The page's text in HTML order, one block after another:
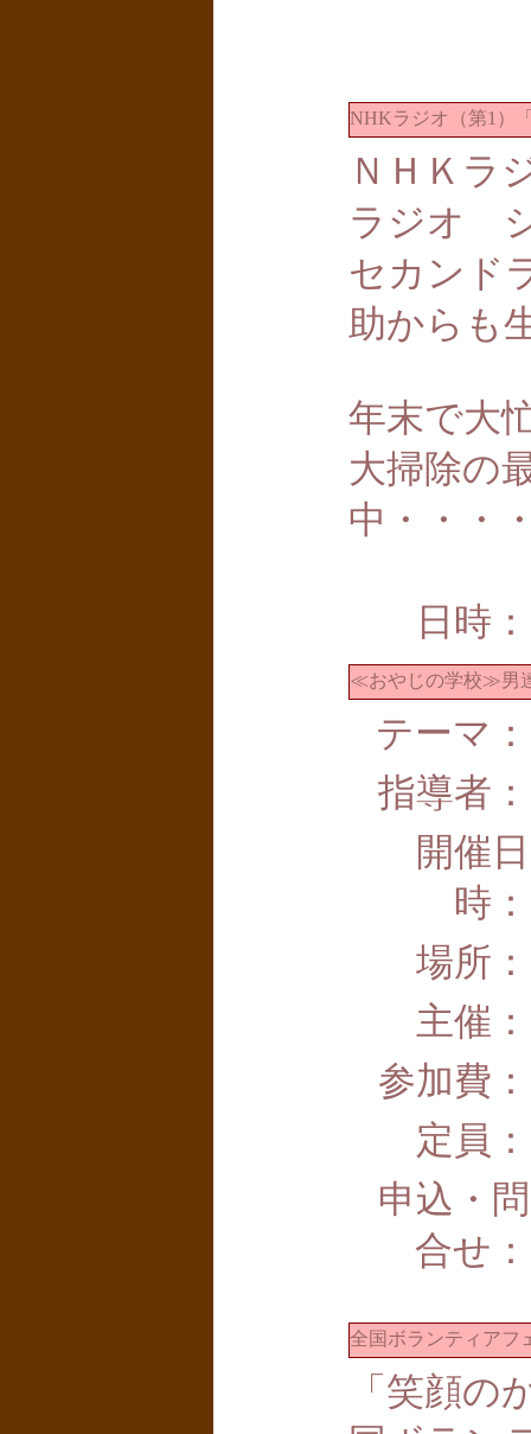
NHKラジオ（第1）
ＮＨＫラ
ラジオ
セカンド
助からも
年末で大
大掃除の
中・・・
日時：
≪おやじの学校≫男
テーマ：
指導者：
開催日
時：
場所：
主催：
参加費：
定員：
申込・問
合せ：
全国ボランティアフ
「笑顔の